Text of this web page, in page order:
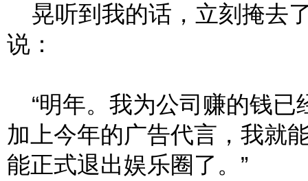
晃听到我的话，立刻掩去
说：
“明年。我为公司赚的钱已
加上今年的广告代言，我就
能正式退出娱乐圈了。”